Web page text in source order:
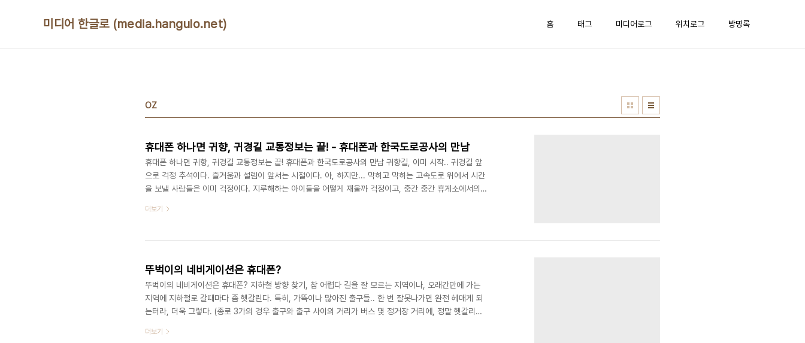
미디어 한글로 (media.hangulo.net) 홈 태그 미디어로그 위치로그 방명록
OZ
휴대폰 하나면 귀향, 귀경길 교통정보는 끝! - 휴대폰과 한국도로공사의 만남
휴대폰 하나면 귀향, 귀경길 교통정보는 끝! 휴대폰과 한국도로공사의 만남 귀향길, 이미 시작.. 귀경길 앞
으로 걱정 추석이다. 즐거움과 설렘이 앞서는 시절이다. 아, 하지만... 막히고 막히는 고속도로 위에서 시간
을 보낼 사람들은 이미 걱정이다. 지루해하는 아이들을 어떻게 재울까 걱정이고, 중간 중간 휴게소에서의
는지... 아무리 라디오 볼륨을 높여도, 이게 워낙 친절히 전국을 훑어주는지라... 내가 있는 곳의 정보는 나
맡기는 것... 아.. 이것도 너무 우울하다. 매년 그렇게 실패했지 않는가..
더보기
뚜벅이의 네비게이션은 휴대폰?
뚜벅이의 네비게이션은 휴대폰? 지하철 방향 찾기, 참 어렵다 길을 잘 모르는 지역이나, 오래간만에 가는
지역에 지하철로 갈때마다 좀 헷갈린다. 특히, 가뜩이나 많아진 출구들.. 한 번 잘못나가면 완전 헤매게 되
는터라, 더욱 그렇다. (종로 3가의 경우 출구와 출구 사이의 거리가 버스 몇 정거장 거리에, 정말 헷갈리므
런 지도만으로는 내가 원하는 장소를 찾기가 힘들다. 그럴때마다, 자동차 네비게이션을 가지고 안내받는 사
더보기